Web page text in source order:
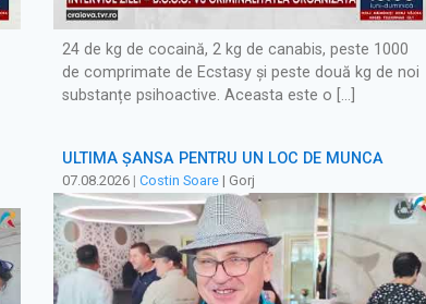
24 de kg de cocaină, 2 kg de canabis, peste 1000
de comprimate de Ecstasy și peste două kg de noi
substanțe psihoactive. Aceasta este o […]
ULTIMA ȘANSĂ PENTRU UN LOC DE MUNCĂ
07.08.2026 | Costin Soare | Gorj